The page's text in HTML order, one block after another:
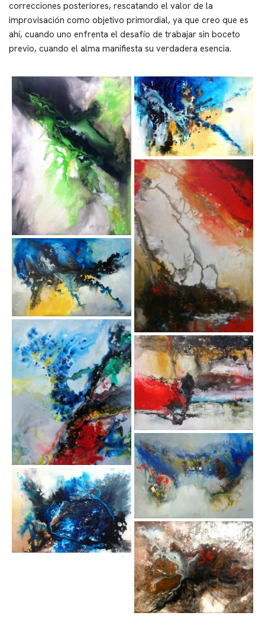
correcciones posteriores, rescatando el valor de la
improvisación como objetivo primordial, ya que creo que es
ahí, cuando uno enfrenta el desafío de trabajar sin boceto
previo, cuando el alma manifiesta su verdadera esencia.